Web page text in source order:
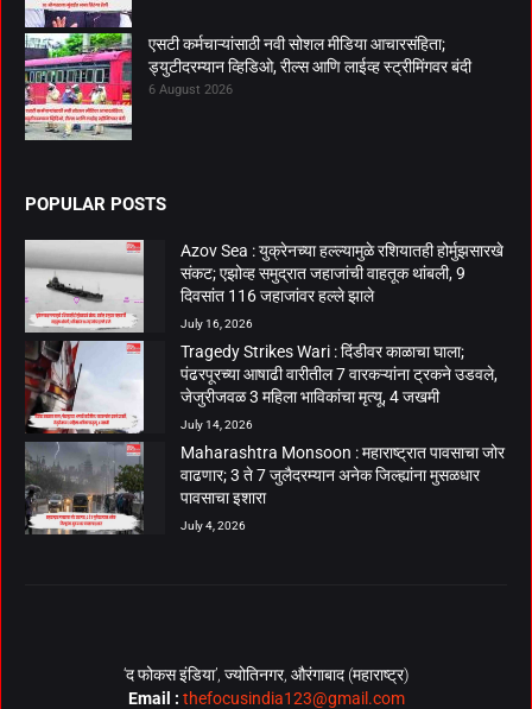
एसटी कर्मचाऱ्यांसाठी नवी सोशल मीडिया आचारसंहिता;
ड्युटीदरम्यान व्हिडिओ, रील्स आणि लाईव्ह स्ट्रीमिंगवर बंदी
6 August 2026
POPULAR POSTS
Azov Sea : युक्रेनच्या हल्ल्यामुळे रशियातही होर्मुझसारखे
संकट; एझोव्ह समुद्रात जहाजांची वाहतूक थांबली, 9
दिवसांत 116 जहाजांवर हल्ले झाले
July 16, 2026
Tragedy Strikes Wari : दिंडीवर काळाचा घाला;
पंढरपूरच्या आषाढी वारीतील 7 वारकऱ्यांना ट्रकने उडवले,
जेजुरीजवळ 3 महिला भाविकांचा मृत्यू, 4 जखमी
July 14, 2026
Maharashtra Monsoon : महाराष्ट्रात पावसाचा जोर
वाढणार; 3 ते 7 जुलैदरम्यान अनेक जिल्ह्यांना मुसळधार
पावसाचा इशारा
July 4, 2026
‘द फोकस इंडिया’, ज्योतिनगर, औरंगाबाद (महाराष्ट्र)
Email : thefocusindia123@gmail.com